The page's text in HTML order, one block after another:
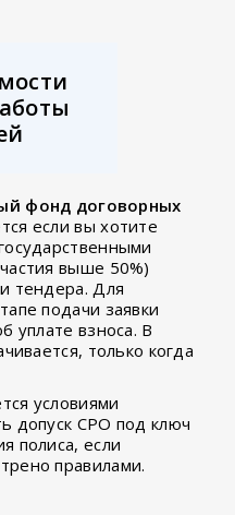
фонд договорных
если вы хотите
выше 50%)
тендера. Для
подачи заявки
уплате взноса. В
только когда
условиями
допуск СРО под ключ
полиса, если
правилами.